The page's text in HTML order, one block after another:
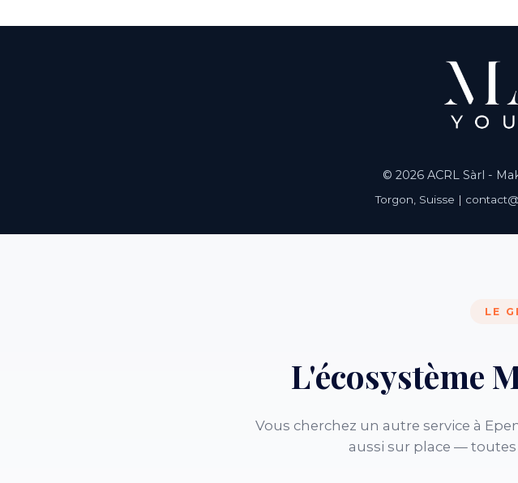
© 2026 ACRL Sàrl -
Torgon, Suisse |
LE
L'écosystème
Vous cherchez un autre service à
aussi sur place —